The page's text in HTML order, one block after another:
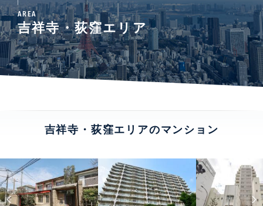
AREA
吉祥寺・荻窪エリア
吉祥寺・荻窪エリアのマンション